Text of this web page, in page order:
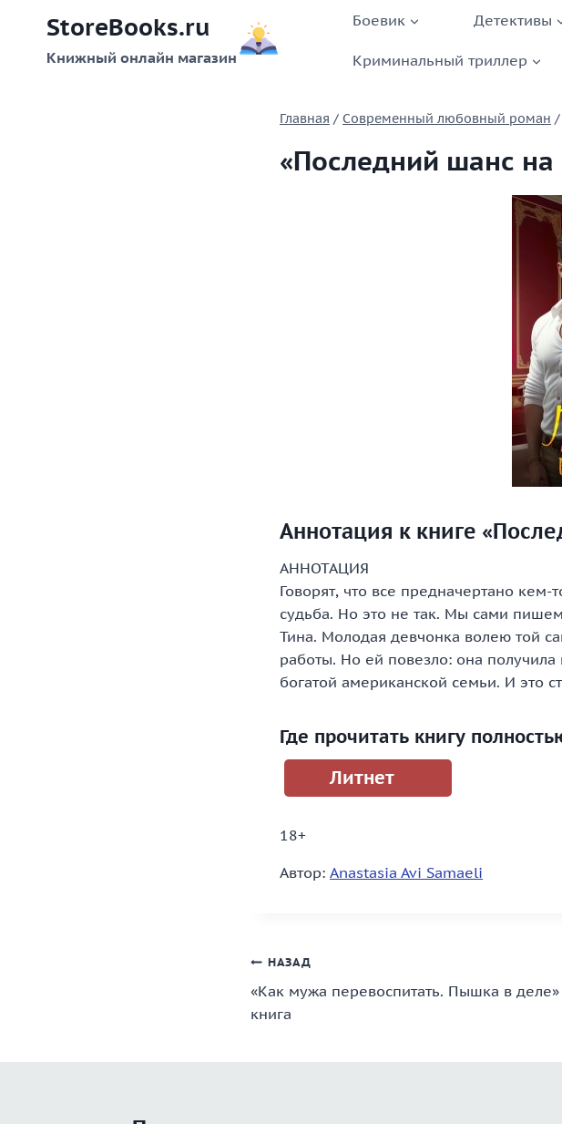
содержимому
StoreBooks.ru
Книжный онлайн магазин
Боевик Детективы
Криминальный триллер
Главная / Современный любовный роман /
«Последний шанс на
Аннотация к книге
АННОТАЦИЯ
Говорят, что все предначертано кем-
судьба. Но это не так. Мы сами
Тина. Молодая девчонка волею той
работы. Но ей повезло: она
богатой американской семьи. И это
Где прочитать книгу
Литнет
18+
Автор: Anastasia Avi Samaeli
Навигация
по
записям
НАЗАД
«Как мужа перевоспитать. Пышка в деле»
книга